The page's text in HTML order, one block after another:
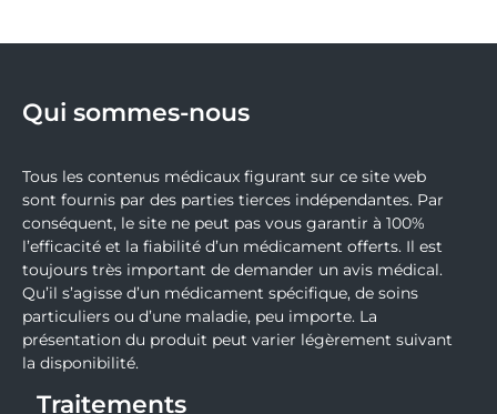
Qui sommes-nous
Tous les contenus médicaux figurant sur ce site web
sont fournis par des parties tierces indépendantes. Par
conséquent, le site ne peut pas vous garantir à 100%
l’efficacité et la fiabilité d’un médicament offerts. Il est
toujours très important de demander un avis médical.
Qu’il s’agisse d’un médicament spécifique, de soins
particuliers ou d’une maladie, peu importe. La
présentation du produit peut varier légèrement suivant
la disponibilité.
Traitements